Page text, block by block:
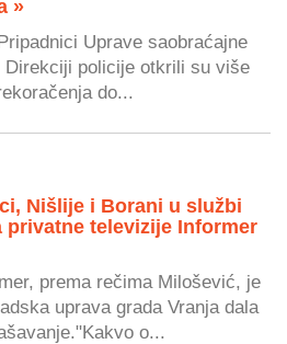
»
Uprave saobraćajne
Direkciji policije otkrili su više
do...
Nišlije i Borani u službi
privatne televizije Informer
prema rečima Milošević, je
uprava grada Vranja dala
o...